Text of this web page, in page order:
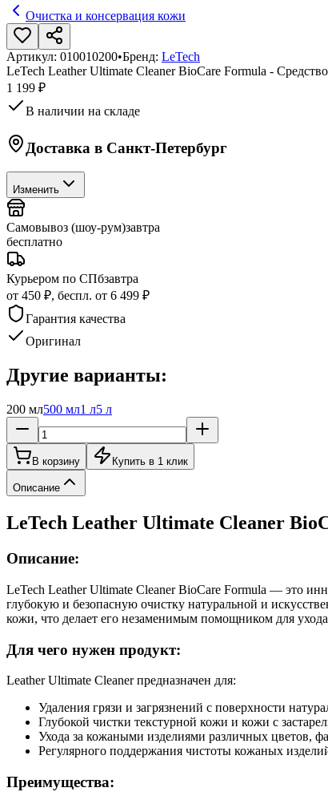
Очистка и консервация кожи
Артикул: 010010200•Бренд: LeTech
LeTech Leather Ultimate Cleaner BioCare Formula -
1 199 ₽
В наличии на складе
Доставка в Санкт-Петербург
Изменить
Самовывоз (шоу-рум)завтра
бесплатно
Курьером по СПбзавтра
от 450 ₽, беспл. от 6 499 ₽
Гарантия качества
Оригинал
Другие варианты:
200 мл500 мл1 л5 л
В корзину Купить в 1 клик
Описание
LeTech Leather Ultimate Cleaner
Описание:
LeTech Leather Ultimate Cleaner BioCare Formula — это
глубокую и безопасную очистку натуральной и
кожи, что делает его незаменимым помощником для
Для чего нужен продукт:
Leather Ultimate Cleaner предназначен для:
Удаления грязи и загрязнений с поверхности
Глубокой чистки текстурной кожи и кожи с
Ухода за кожаными изделиями различных цветов,
Регулярного поддержания чистоты кожаных
Преимущества: